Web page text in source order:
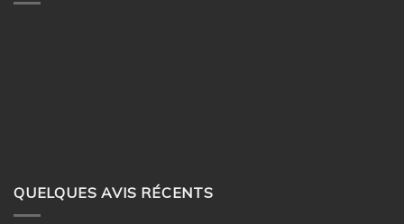
QUELQUES AVIS RÉCENTS